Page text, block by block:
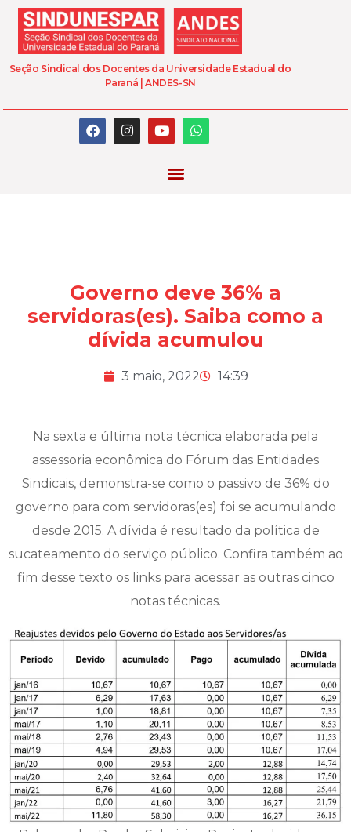
Seção Sindical dos Docentes da Universidade Estadual do
Paraná | ANDES-SN
Governo deve 36% a
servidoras(es). Saiba como a
dívida acumulou
3 maio, 2022 14:39
Na sexta e última nota técnica elaborada pela
assessoria econômica do Fórum das Entidades
Sindicais, demonstra-se como o passivo de 36% do
governo para com servidoras(es) foi se acumulando
desde 2015. A dívida é resultado da política de
sucateamento do serviço público. Confira também ao
fim desse texto os links para acessar as outras cinco
notas técnicas.